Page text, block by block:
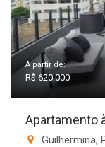
A partir de:
R$ 620.000
Apartamento
Guilhermina,